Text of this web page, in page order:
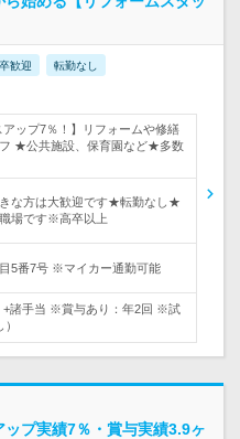
歓迎 転勤なし
アップ7％！】リフォームや修繕
★公共施設、保育園など★多数
な方は大歓迎です★転勤なし★
場です※高卒以上
5番7号 ※マイカー通勤可能
+諸手当 ※賞与あり：年2回 ※試
ップ実績7％・賞与実績3.9ヶ